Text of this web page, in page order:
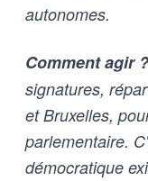
autonomes.
Comment agir ?
signatures,
et Bruxelles,
parlementaire.
démocratique